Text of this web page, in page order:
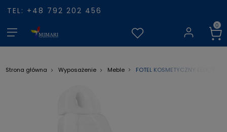
TEL: +48 792 202 456
Strona główna Wyposażenie Meble FOTEL KOSMETYCZNY ELEKTR.